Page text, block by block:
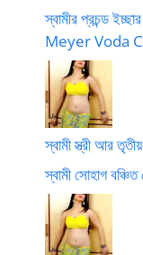
স্বামীর প্রচন্ড
Meyer Voda
স্বামী স্ত্রী আর
স্বামী সোহাগ বঞ্চিত